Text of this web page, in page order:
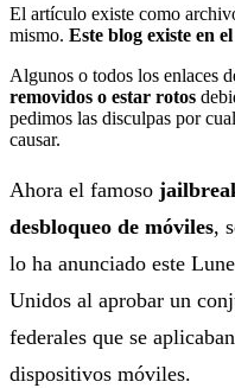
El artículo existe como
mismo. Este blog existe en
Algunos o todos los enlaces
removidos o estar rotos
pedimos las disculpas por
causar.
Ahora el famoso
desbloqueo de móviles,
lo ha anunciado este
Unidos al aprobar un
federales que se
dispositivos móviles.